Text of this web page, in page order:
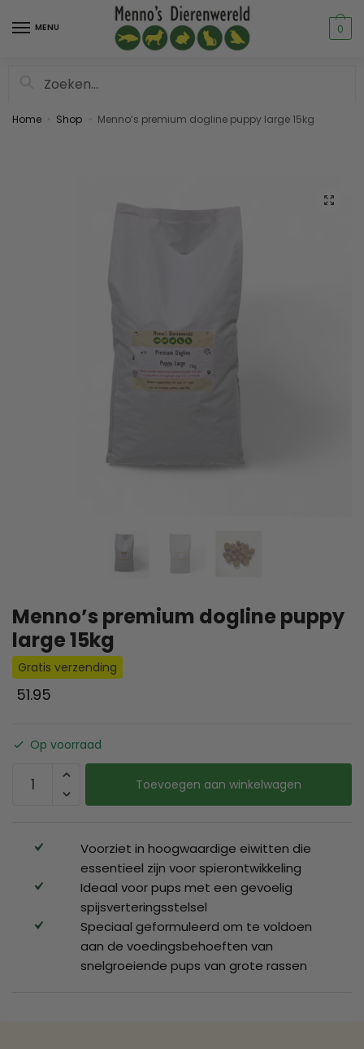
MENU 0
Home Shop Menno’s premium dogline puppy large 15kg
Menno’s premium dogline puppy
large 15kg
Gratis verzending
51.95
Op voorraad
Toevoegen aan winkelwagen
Voorziet in hoogwaardige eiwitten die
essentieel zijn voor spierontwikkeling
Ideaal voor pups met een gevoelig
spijsverteringsstelsel
Speciaal geformuleerd om te voldoen
aan de voedingsbehoeften van
snelgroeiende pups van grote rassen